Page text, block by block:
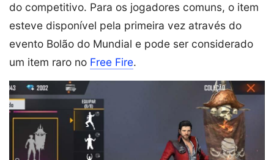
do competitivo. Para os jogadores comuns, o item
esteve disponível pela primeira vez através do
evento Bolão do Mundial e pode ser considerado
um item raro no Free Fire.